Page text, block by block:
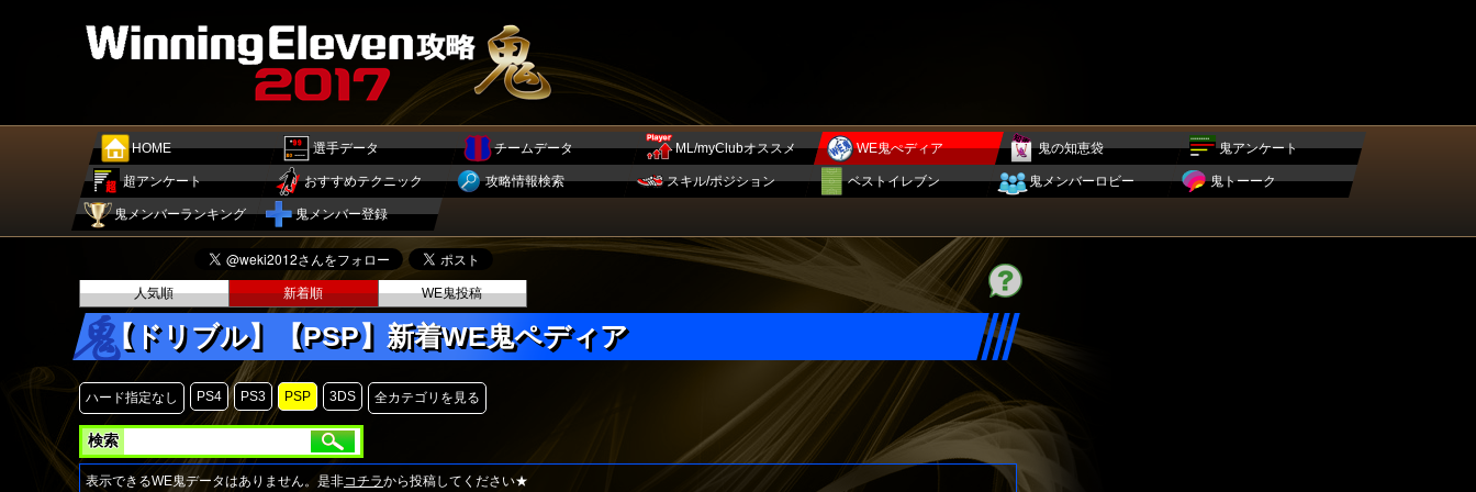
HOME 選手データ チームデータ ML/myClubオススメ WE鬼ぺディア 鬼の知恵袋 鬼アンケート
超アンケート おすすめテクニック 攻略情報検索 スキル/ポジション ベストイレブン 鬼メンバーロビー 鬼トーーク
鬼メンバーランキング 鬼メンバー登録
人気順 新着順 WE鬼投稿
【ドリブル】【PSP】新着WE鬼ペディア
ハード指定なし PS4 PS3 PSP 3DS 全カテゴリを見る
検索
表示できるWE鬼データはありません。是非コチラから投稿してください★